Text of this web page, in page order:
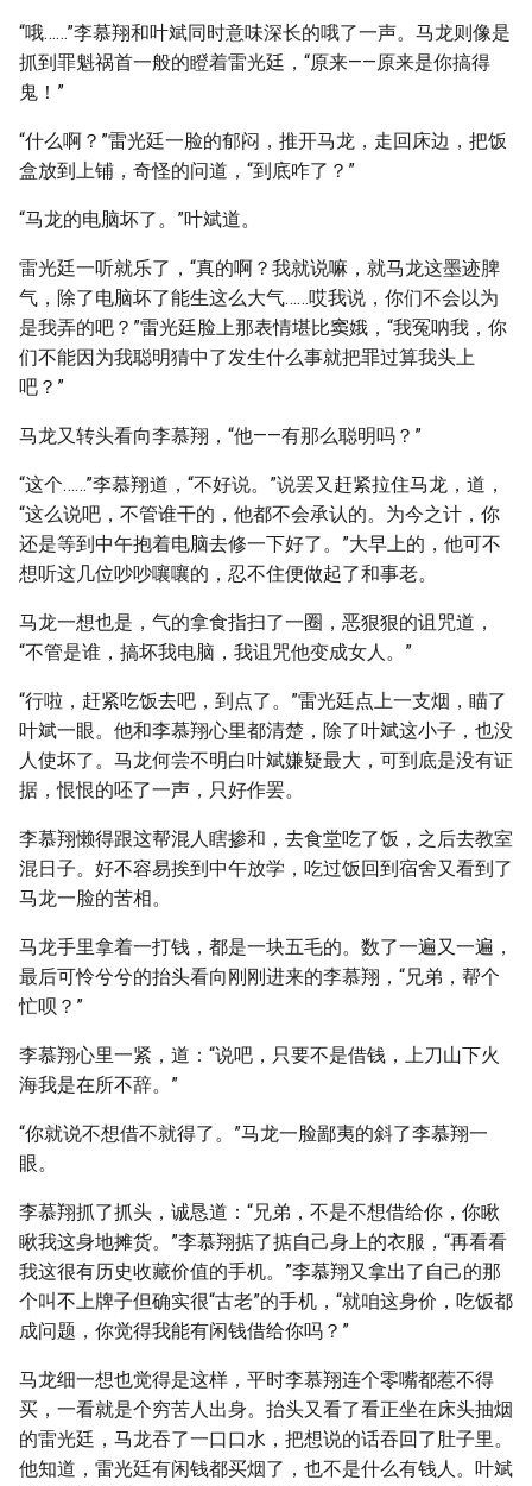
“哦……”李慕翔和叶斌同时意味深长的哦了一声。马龙则像是
抓到罪魁祸首一般的瞪着雷光廷，“原来——原来是你搞得
鬼！”
“什么啊？”雷光廷一脸的郁闷，推开马龙，走回床边，把饭
盒放到上铺，奇怪的问道，“到底咋了？”
“马龙的电脑坏了。”叶斌道。
雷光廷一听就乐了，“真的啊？我就说嘛，就马龙这墨迹脾
气，除了电脑坏了能生这么大气……哎我说，你们不会以为
是我弄的吧？”雷光廷脸上那表情堪比窦娥，“我冤呐我，你
们不能因为我聪明猜中了发生什么事就把罪过算我头上
吧？”
马龙又转头看向李慕翔，“他——有那么聪明吗？”
“这个……”李慕翔道，“不好说。”说罢又赶紧拉住马龙，道，
“这么说吧，不管谁干的，他都不会承认的。为今之计，你
还是等到中午抱着电脑去修一下好了。”大早上的，他可不
想听这几位吵吵嚷嚷的，忍不住便做起了和事老。
马龙一想也是，气的拿食指扫了一圈，恶狠狠的诅咒道，
“不管是谁，搞坏我电脑，我诅咒他变成女人。”
“行啦，赶紧吃饭去吧，到点了。”雷光廷点上一支烟，瞄了
叶斌一眼。他和李慕翔心里都清楚，除了叶斌这小子，也没
人使坏了。马龙何尝不明白叶斌嫌疑最大，可到底是没有证
据，恨恨的呸了一声，只好作罢。
李慕翔懒得跟这帮混人瞎掺和，去食堂吃了饭，之后去教室
混日子。好不容易挨到中午放学，吃过饭回到宿舍又看到了
马龙一脸的苦相。
马龙手里拿着一打钱，都是一块五毛的。数了一遍又一遍，
最后可怜兮兮的抬头看向刚刚进来的李慕翔，“兄弟，帮个
忙呗？”
李慕翔心里一紧，道：“说吧，只要不是借钱，上刀山下火
海我是在所不辞。”
“你就说不想借不就得了。”马龙一脸鄙夷的斜了李慕翔一
眼。
李慕翔抓了抓头，诚恳道：“兄弟，不是不想借给你，你瞅
瞅我这身地摊货。”李慕翔掂了掂自己身上的衣服，“再看看
我这很有历史收藏价值的手机。”李慕翔又拿出了自己的那
个叫不上牌子但确实很“古老”的手机，“就咱这身价，吃饭都
成问题，你觉得我能有闲钱借给你吗？”
马龙细一想也觉得是这样，平时李慕翔连个零嘴都惹不得
买，一看就是个穷苦人出身。抬头又看了看正坐在床头抽烟
的雷光廷，马龙吞了一口口水，把想说的话吞回了肚子里。
他知道，雷光廷有闲钱都买烟了，也不是什么有钱人。叶斌